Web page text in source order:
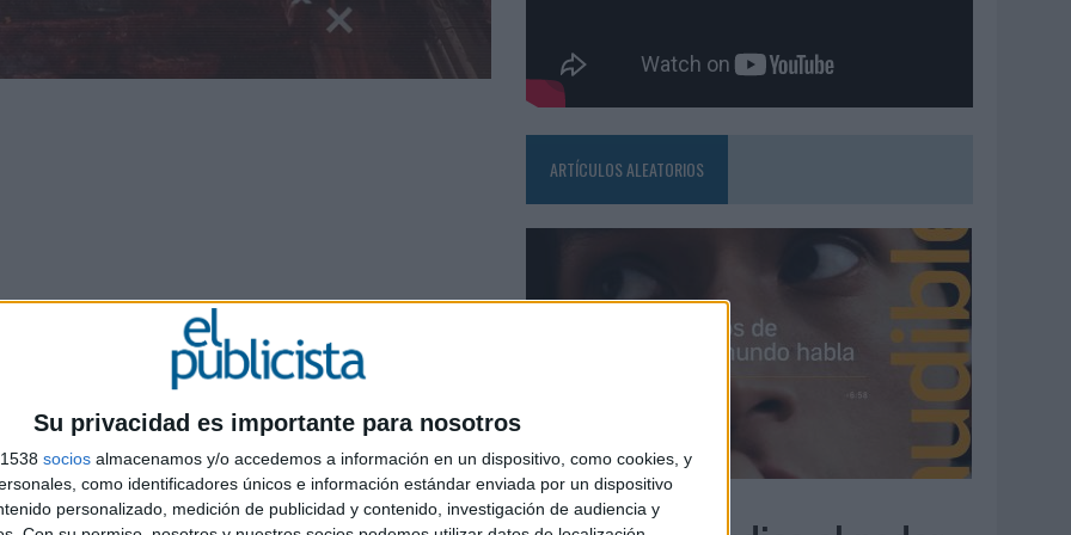
Su privacidad es importante para nosotros
socios almacenamos y/o accedemos a información en un dispositivo, como cookies, y
como identificadores únicos e información estándar enviada por un dispositivo
personalizado, medición de publicidad y contenido, investigación de audiencia y
Villarrubia
Estanislao Bollaín, Diego Lizewski y Miriam
Aitor Carreira y Andrea Pisarro
ARTÍCULOS ALEATORIOS
04/08/2026